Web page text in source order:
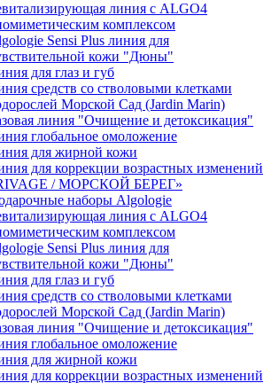
линия с ALGO4
комплексом
Sensi Plus линия для
кожи "Дюны"
для глаз и губ
средств со стволовыми клетками
Морской Сад (Jardin Marin)
линия "Очищение и детоксикация"
глобальное омоложение
для жирной кожи
для коррекции возрастных изменений
/ МОРСКОЙ БЕРЕГ»
наборы Algologie
линия с ALGO4
комплексом
Sensi Plus линия для
кожи "Дюны"
для глаз и губ
средств со стволовыми клетками
Морской Сад (Jardin Marin)
линия "Очищение и детоксикация"
глобальное омоложение
для жирной кожи
для коррекции возрастных изменений